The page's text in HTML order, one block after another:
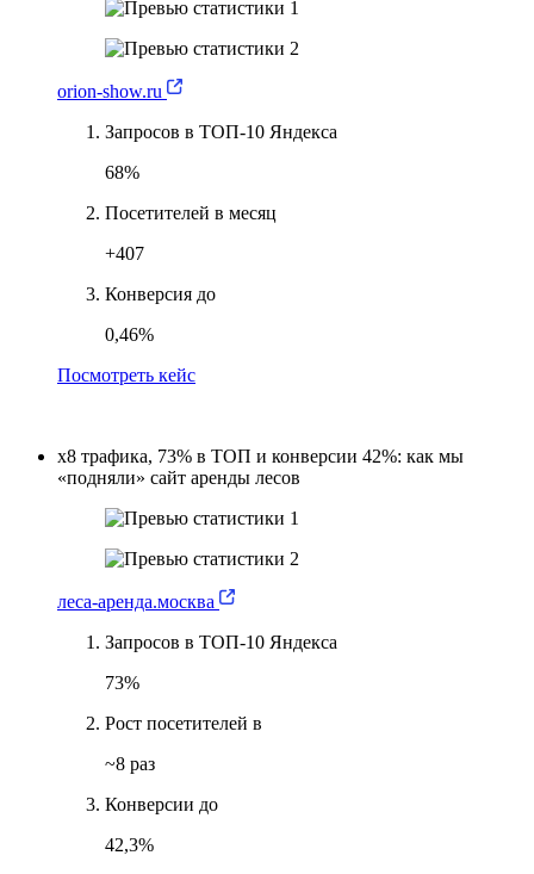
orion-show.ru
Запросов в ТОП-10 Яндекса
68%
Посетителей в месяц
+407
Конверсия до
0,46%
Посмотреть кейс
х8 трафика, 73% в ТОП и конверсии 42%: как мы
«подняли» сайт аренды лесов
леса-аренда.москва
Запросов в ТОП-10 Яндекса
73%
Рост посетителей в
~8 раз
Конверсии до
42,3%